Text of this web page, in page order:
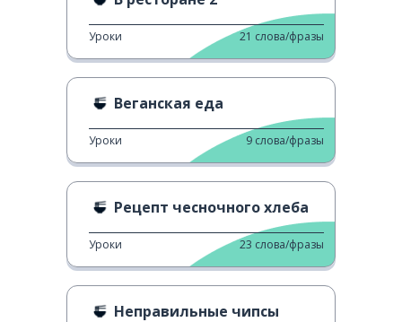
Уроки 21 слова/фразы
Веганская еда
Уроки 9 слова/фразы
Рецепт чесночного хлеба
Уроки 23 слова/фразы
Неправильные чипсы